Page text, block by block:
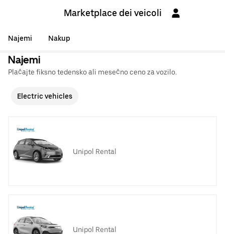
Marketplace dei veicoli
Najemi Nakup
Najemi
Plačajte fiksno tedensko ali mesečno ceno za vozilo.
Electric vehicles
Unipol Rental
Unipol Rental